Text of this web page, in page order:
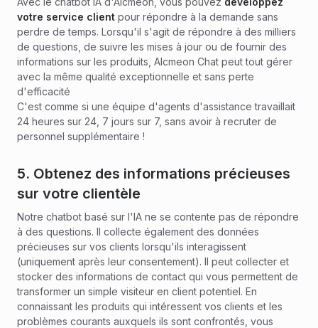
votre service client pour répondre à la demande sans
perdre de temps. Lorsqu'il s'agit de répondre à des milliers
de questions, de suivre les mises à jour ou de fournir des
informations sur les produits, Alcmeon Chat peut tout gérer
avec la même qualité exceptionnelle et sans perte
d'efficacité
C'est comme si une équipe d'agents d'assistance travaillait
24 heures sur 24, 7 jours sur 7, sans avoir à recruter de
personnel supplémentaire !
5. Obtenez des informations précieuses
sur votre clientèle
Notre chatbot basé sur l'IA ne se contente pas de répondre
à des questions. Il collecte également des données
précieuses sur vos clients lorsqu'ils interagissent
(uniquement après leur consentement). Il peut collecter et
stocker des informations de contact qui vous permettent de
transformer un simple visiteur en client potentiel. En
connaissant les produits qui intéressent vos clients et les
problèmes courants auxquels ils sont confrontés, vous